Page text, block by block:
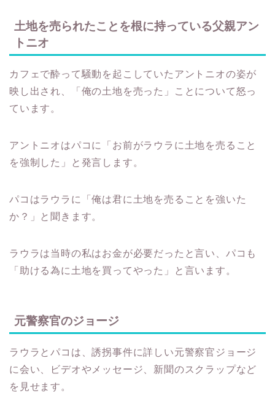
土地を売られたことを根に持っている父親アン
トニオ
カフェで酔って騒動を起こしていたアントニオの姿が
映し出され、「俺の土地を売った」ことについて怒っ
ています。
アントニオはパコに「お前がラウラに土地を売ること
を強制した」と発言します。
パコはラウラに「俺は君に土地を売ることを強いた
か？」と聞きます。
ラウラは当時の私はお金が必要だったと言い、パコも
「助ける為に土地を買ってやった」と言います。
元警察官のジョージ
ラウラとパコは、誘拐事件に詳しい元警察官ジョージ
に会い、ビデオやメッセージ、新聞のスクラップなど
を見せます。